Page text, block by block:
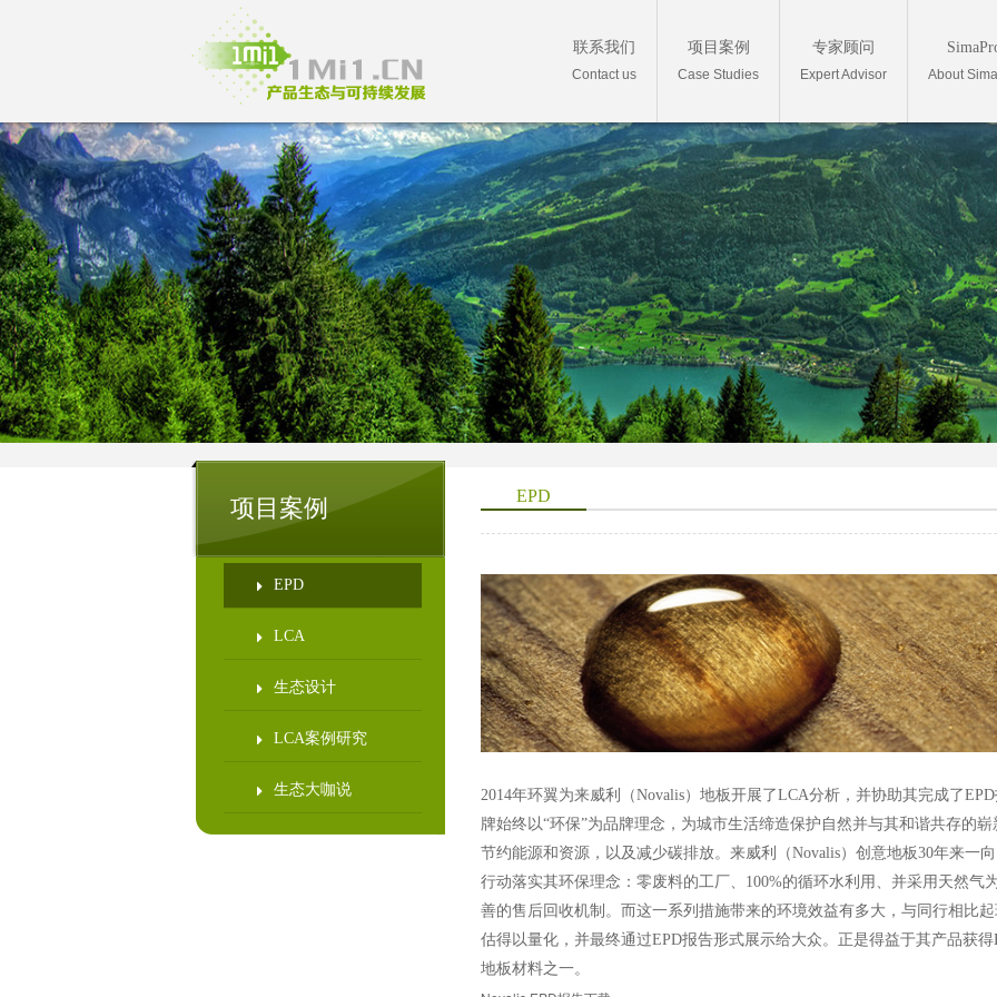
About
专家顾问
Expert Advisor
项目案例
Case Studies
联系我们
Contact us
项目案例
EPD
LCA
生态设计
LCA案例研究
生态大咖说
EPD
2014年环翼为来威利（Novalis）地板开展了LCA分析，并协助其完成了
牌始终以“环保”为品牌理念，为城市生活缔造保护自然并与其和谐共存的
节约能源和资源，以及减少碳排放。来威利（Novalis）创意地板30年来一
行动落实其环保理念：零废料的工厂、100%的循环水利用、并采用天然气
善的售后回收机制。而这一系列措施带来的环境效益有多大，与同行相比
估得以量化，并最终通过EPD报告形式展示给大众。正是得益于其产品获
地板材料之一。